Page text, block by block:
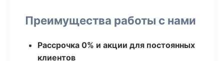
Преимущества работы с нами
Рассрочка 0% и акции для постоянных
клиентов